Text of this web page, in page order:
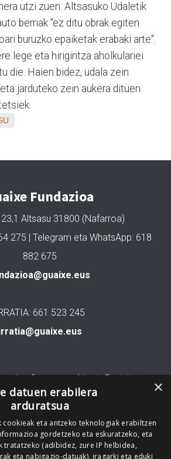
utzi zuen. Altsasuko Udaletik
berriak "ez ditu obrak egiten
buruzko epaiketak erabaki arte".
lege eta hirigintza aholkulariei
die. Haien bidez, udala zein
jarduteko zein aukera dituen
Fundazioa
Altsasu 31800 (Nafarroa)
275 | Telegram eta WhatsApp: 618
882 675
661 523 245
Commons Aitortu Partekatu
garatua
×
datuen erabilera
arduratsua
cookieak eta antzeko teknologiak erabiltzen
gordetzeko eta eskuratzeko, eta
tratatzeko (adibidez, zure IP helbidea,
eta nabigazio-datuak), iragarki eta eduki